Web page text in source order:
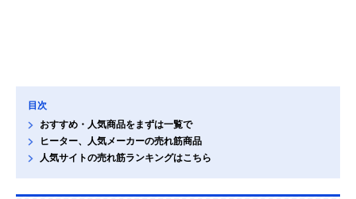
目次
おすすめ・人気商品をまずは一覧で
ヒーター、人気メーカーの売れ筋商品
人気サイトの売れ筋ランキングはこちら